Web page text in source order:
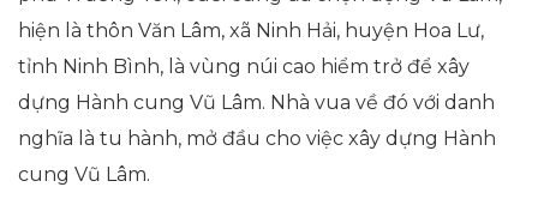
hiện là thôn Văn Lâm, xã Ninh Hải, huyện Hoa Lư,
tỉnh Ninh Bình, là vùng núi cao hiểm trở để xây
dựng Hành cung Vũ Lâm. Nhà vua về đó với danh
nghĩa là tu hành, mở đầu cho việc xây dựng Hành
cung Vũ Lâm.